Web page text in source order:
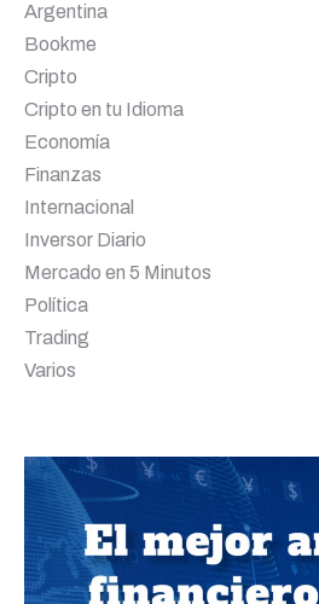
Argentina
Bookme
Cripto
Cripto en tu Idioma
Economía
Finanzas
Internacional
Inversor Diario
Mercado en 5 Minutos
Política
Trading
Varios